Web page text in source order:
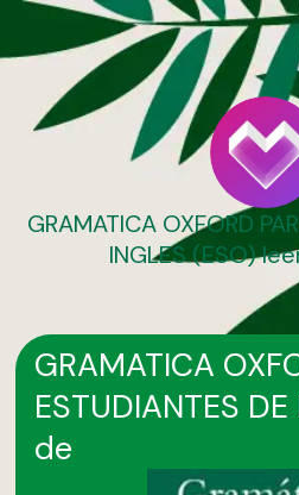
GRAMATICA OXFORD
INGLES (ESO)
GRAMATICA
ESTUDIANTES
de